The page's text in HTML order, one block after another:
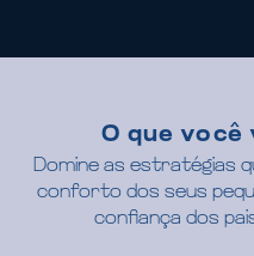
O que
Domine as estratégias
conforto dos seus
confiança dos